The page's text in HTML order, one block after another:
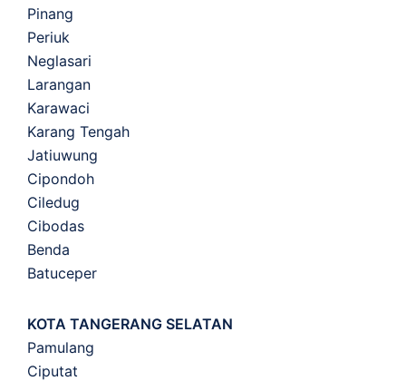
Pinang
Periuk
Neglasari
Larangan
Karawaci
Karang Tengah
Jatiuwung
Cipondoh
Ciledug
Cibodas
Benda
Batuceper
KOTA TANGERANG SELATAN
Pamulang
Ciputat